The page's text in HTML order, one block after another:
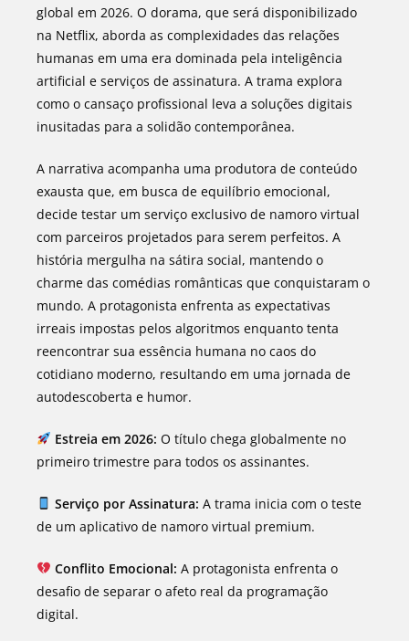
global em 2026. O dorama, que será disponibilizado
na Netflix, aborda as complexidades das relações
humanas em uma era dominada pela inteligência
artificial e serviços de assinatura. A trama explora
como o cansaço profissional leva a soluções digitais
inusitadas para a solidão contemporânea.
A narrativa acompanha uma produtora de conteúdo
exausta que, em busca de equilíbrio emocional,
decide testar um serviço exclusivo de namoro virtual
com parceiros projetados para serem perfeitos. A
história mergulha na sátira social, mantendo o
charme das comédias românticas que conquistaram o
mundo. A protagonista enfrenta as expectativas
irreais impostas pelos algoritmos enquanto tenta
reencontrar sua essência humana no caos do
cotidiano moderno, resultando em uma jornada de
autodescoberta e humor.
Estreia em 2026: O título chega globalmente no
primeiro trimestre para todos os assinantes.
Serviço por Assinatura: A trama inicia com o teste
de um aplicativo de namoro virtual premium.
Conflito Emocional: A protagonista enfrenta o
desafio de separar o afeto real da programação
digital.